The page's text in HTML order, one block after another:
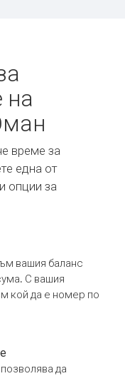
на
време за
една от
опции за
вашия баланс
С вашия
кой да е номер по
да